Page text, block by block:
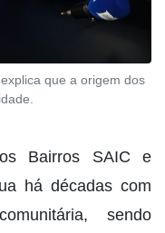
que a origem dos
Bairros SAIC e
há décadas com
sendo